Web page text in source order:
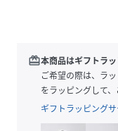
原産国 -
素材 表
32
redeem本商品はギフトラ
ご希望の際は、ラ
をラッピングして、
ギフトラッピング